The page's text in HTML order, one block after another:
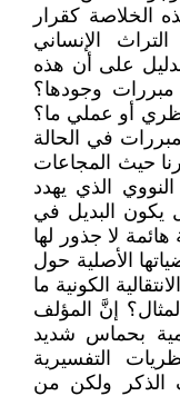
الخلاصة كقرار
الإنساني
على أن هذه
مبررات وجودها؟
أو عملي ما؟
في الحالة
حيث المجاعات
الذي يهدد
يكون البديل في
هائمة لا جذور لها
الأصلية حول
الكونية ما
إنَّ المؤلف
بحماس شديد
التفسيرية
الذكر ولكن من